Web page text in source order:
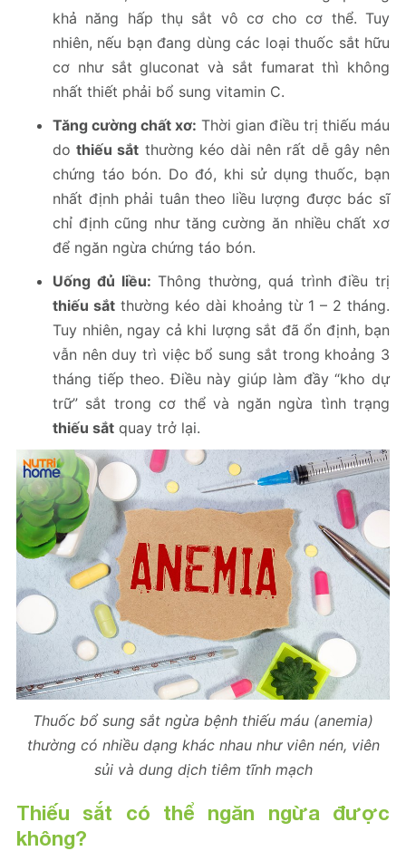
khả năng hấp thụ sắt vô cơ cho cơ thể. Tuy
nhiên, nếu bạn đang dùng các loại thuốc sắt hữu
cơ như sắt gluconat và sắt fumarat thì không
nhất thiết phải bổ sung vitamin C.
Tăng cường chất xơ: Thời gian điều trị thiếu máu
dothiếu sắt thường kéo dài nên rất dễ gây nên
chứng táo bón. Do đó, khi sử dụng thuốc, bạn
nhất định phải tuân theo liều lượng được bác sĩ
chỉ định cũng như tăng cường ăn nhiều chất xơ
để ngăn ngừa chứng táo bón.
Uống đủ liều: Thông thường, quá trình điều trị
thiếu sắt thường kéo dài khoảng từ 1 – 2 tháng.
Tuy nhiên, ngay cả khi lượng sắt đã ổn định, bạn
vẫn nên duy trì việc bổ sung sắt trong khoảng 3
tháng tiếp theo. Điều này giúp làm đầy “kho dự
trữ” sắt trong cơ thể và ngăn ngừa tình trạng
thiếu sắt quay trở lại.
Thuốc bổ sung sắt ngừa bệnh thiếu máu (anemia)
thường có nhiều dạng khác nhau như viên nén, viên
sủi và dung dịch tiêm tĩnh mạch
Thiếu sắt có thể ngăn ngừa được
không?